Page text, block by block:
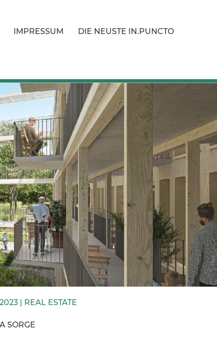
IMPRESSUM DIE NEUSTE IN.PUNCTO
| REAL ESTATE
SORGE